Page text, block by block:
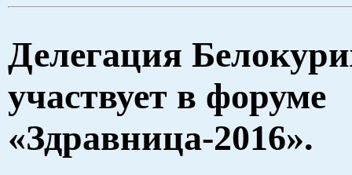
Делегация
участвует в форуме
«Здравница-2016».